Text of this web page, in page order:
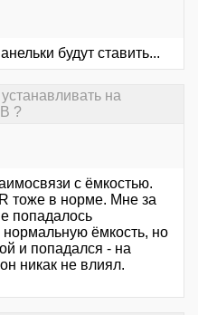
будут ставить...
на
?
с ёмкостью.
тоже в норме. Мне за
попадалось
ёмкость, но
и попадался - на
никак не влиял.